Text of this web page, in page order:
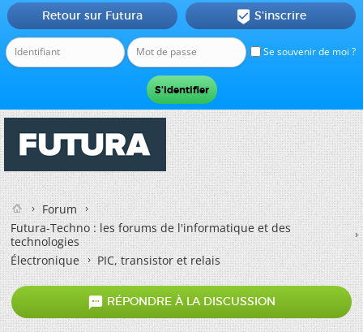
Se souvenir de moi ?
Retour sur Futura  S'inscrire
Forum
Futura-Techno : les forums de l'informatique et des
technologies
Électronique
PIC, transistor et relais
 RÉPONDRE À LA DISCUSSION